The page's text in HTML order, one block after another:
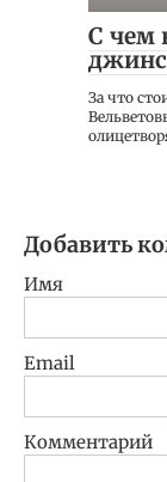
C чем
За что
Добавить
Имя
Email
Комментарий